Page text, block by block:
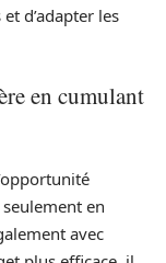
d’adapter les
en cumulant
en
avec